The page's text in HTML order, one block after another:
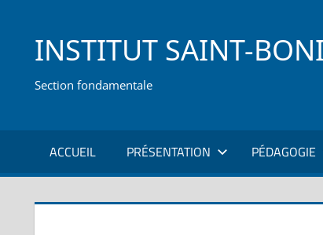
contentINSTITUT SAINT-
Section fondamentale
ACCUEIL PRÉSENTATION PÉDAGOGIE